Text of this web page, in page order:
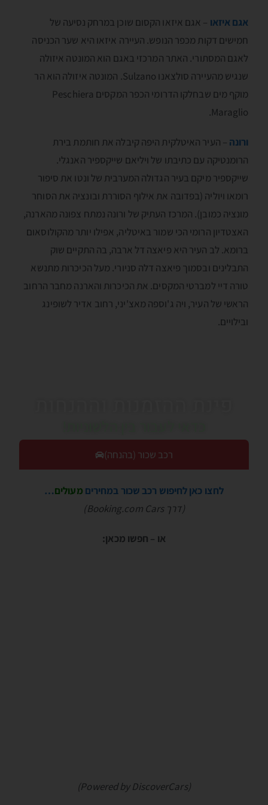
אגם איזאו – אגם איזאו הקסום שוכן במרחק נסיעה של
חמישים דקות מכפר הנופש. העיירה איזאו היא שער הכניסה
לאגם המסתורי. האתר המרכזי באגם הוא המונטה איזולה
שנגיש מהעיירה סולצאנו Sulzano. המונטה איזולה הוא הר
מוקף מים שבחלקו הדרומי הכפר המקסים Peschiera
Maraglio.
ורונה – העיר האיטלקית היפה קיבלה את חותמת בירת
הרומנטיקה עם כתיבתו של ויליאם שייקספיר האנגלי.
שייקספיר מיקם בעיר הגדולה המערבית של ונטו את סיפור
רומאו ויוליה (בפדובה את אילוף הסוררת ובונציה את הסוחר
מונציה כמובן). המרכז העתיק של ורונה נמתח צפונה מהארנה,
האצטדיון הרומי הכי שמור באיטליה, אפילו יותר מהקולוסאום
ברומא. לב העיר היא פיאצה דל ארבה, בה התקיים שוק
התבלינים ובסמוך פיאצה דלה סניורי. מעל הכיכרות מתנשא
טורה דיי למברטי המקסים. את הכיכרות והארנה מחבר הרחוב
הראשי של העיר, ויה ג'וספה מאצ'יני, רחוב אדיר לשופינג
ובילויים.
רכב שכור (בהנחה)
לחצו כאן לחיפוש רכב שכור במחירים מעולים…
(דרך Booking.com Cars)
או – חפשו מכאן:
(Powered by DiscoverCars)